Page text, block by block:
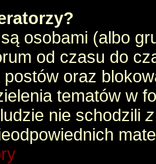
osobami (albo
od czasu do
postów oraz
tematów w
nie schodzili